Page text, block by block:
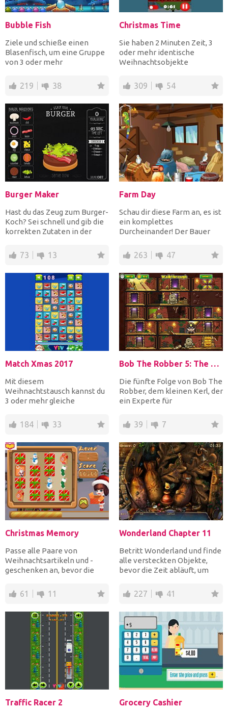
Bubble Fish
Ziele und schieße einen
Blasenfisch, um eine Gruppe
von 3 oder mehr
zu...
219 38
Christmas Time
Sie haben 2 Minuten Zeit, 3
oder mehr identische
Weihnachtsobjekte
kombi...
309 54
Burger Maker
Hast du das Zeug zum Burger-
Koch? Sei schnell und gib die
korrekten Zutaten in der
73 13
Farm Day
Schau dir diese Farm an, es ist
ein komplettes
Durcheinander! Der Bauer
263 47
Match Xmas 2017
Mit diesem
Weihnachtstausch kannst du
3 oder mehr gleiche
schnell wie möglich z...
184 33
Bob The Robber 5: The Temple Adventure
Die fünfte Folge von Bob The
Robber, dem kleinen Kerl, der
ein Experte für
39 7
Christmas Memory
Passe alle Paare von
Weihnachtsartikeln und -
geschenken an, bevor die
gewinnen....
61 11
Wonderland Chapter 11
Betritt Wonderland und finde
alle versteckten Objekte,
bevor die Zeit abläuft, um
227 41
Traffic Racer 2 Grocery Cashier